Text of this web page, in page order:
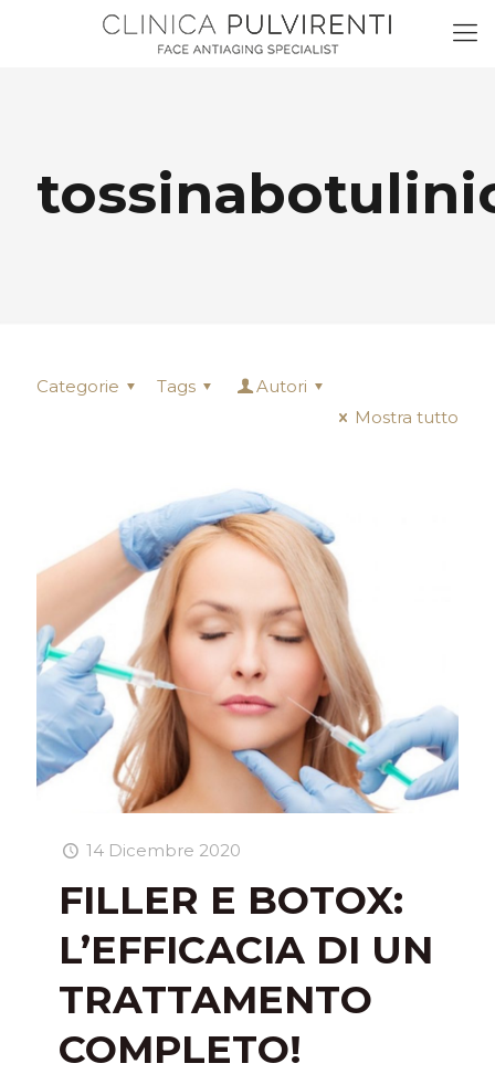
Categorie Tags
Autori
Mostra tutto
14 Dicembre 2020
FILLER E BOTOX:
L’EFFICACIA DI UN
TRATTAMENTO
COMPLETO!